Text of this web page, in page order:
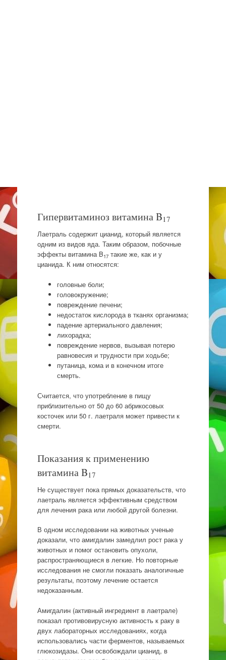
Гипервитаминоз витамина B17
Лаетраль содержит цианид, который является
одним из видов яда. Таким образом, побочные
эффекты витамина B17такие же, как и у
цианида. К ним относятся:
головные боли;
головокружение;
повреждение печени;
недостаток кислорода в тканях организма;
падение артериального давления;
лихорадка;
повреждение нервов, вызывая потерю
равновесия и трудности при ходьбе;
путаница, кома и в конечном итоге
смерть.
Считается, что употребление в пищу
приблизительно от 50 до 60 абрикосовых
косточек или 50 г. лаетраля может привести к
смерти.
Показания к применению
витамина B17
Не существует пока прямых доказательств, что
лаетраль является эффективным средством
для лечения рака или любой другой болезни.
В одном исследовании на животных ученые
доказали, что амигдалин замедлил рост рака у
животных и помог остановить опухоли,
распространяющиеся в легкие. Но повторные
исследования не смогли показать аналогичные
результаты, поэтому лечение остается
недоказанным.
Амигдалин (активный ингредиент в лаетрале)
показал противовирусную активность к раку в
двух лабораторных исследованиях, когда
использовались части ферментов, называемых
глюкозидазы. Они освобождали цианид, в